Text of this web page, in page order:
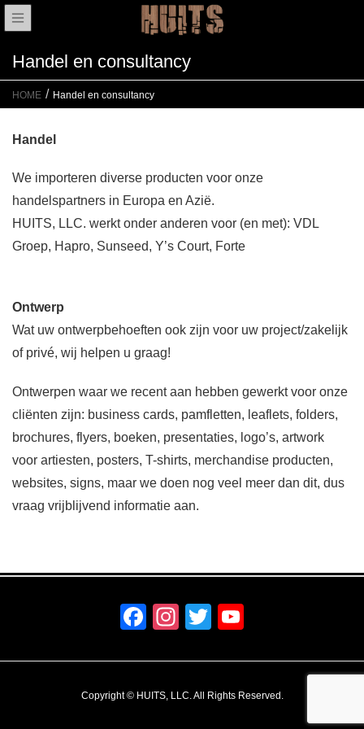
Handel en consultancy
HOME Handel en consultancy
Handel
We importeren diverse producten voor onze
handelspartners in Europa en Azië.
HUITS, LLC. werkt onder anderen voor (en met): VDL
Groep, Hapro, Sunseed, Y’s Court, Forte
Ontwerp
Wat uw ontwerpbehoeften ook zijn voor uw project/zakelijk
of privé, wij helpen u graag!
Ontwerpen waar we recent aan hebben gewerkt voor onze
cliënten zijn: business cards, pamfletten, leaflets, folders,
brochures, flyers, boeken, presentaties, logo’s, artwork
voor artiesten, posters, T-shirts, merchandise producten,
websites, signs, maar we doen nog veel meer dan dit, dus
vraag vrijblijvend informatie aan.
F
c
e
In
a
gr
T
tt
er
u
T
Copyright © HUITS, LLC. All Rights Reserved.